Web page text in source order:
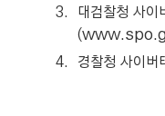
3. 대검찰청 사
(
4. 경찰청 사이